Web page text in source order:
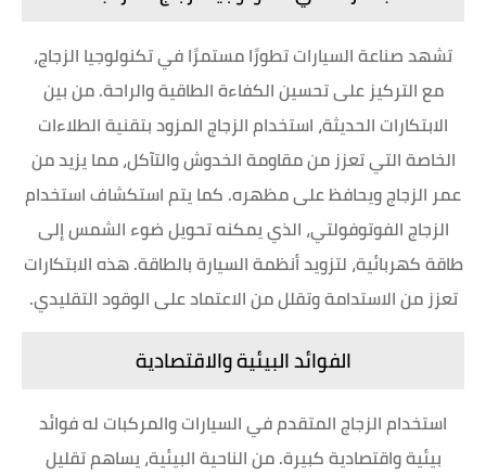
تشهد صناعة السيارات تطورًا مستمرًا في تكنولوجيا الزجاج،
مع التركيز على تحسين الكفاءة الطاقية والراحة. من بين
الابتكارات الحديثة، استخدام الزجاج المزود بتقنية الطلاءات
الخاصة التي تعزز من مقاومة الخدوش والتآكل، مما يزيد من
عمر الزجاج ويحافظ على مظهره. كما يتم استكشاف استخدام
الزجاج الفوتوفولتي، الذي يمكنه تحويل ضوء الشمس إلى
طاقة كهربائية، لتزويد أنظمة السيارة بالطاقة. هذه الابتكارات
تعزز من الاستدامة وتقلل من الاعتماد على الوقود التقليدي.
الفوائد البيئية والاقتصادية
استخدام الزجاج المتقدم في السيارات والمركبات له فوائد
بيئية واقتصادية كبيرة. من الناحية البيئية، يساهم تقليل